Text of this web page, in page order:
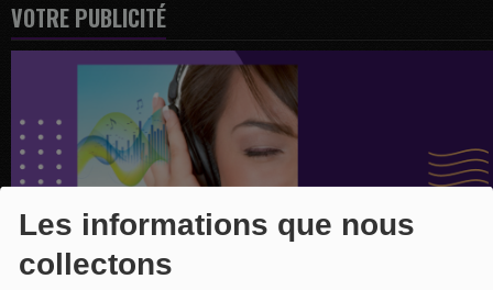
Les informations que nous
collectons
VOTRE PUBLICITÉ